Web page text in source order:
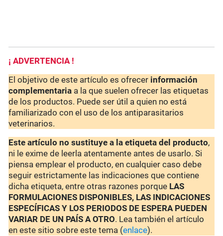
¡ ADVERTENCIA !
El objetivo de este artículo es ofrecer información
complementaria a la que suelen ofrecer las etiquetas
de los productos. Puede ser útil a quien no está
familiarizado con el uso de los antiparasitarios
veterinarios.
Este artículo no sustituye a la etiqueta del producto,
ni le exime de leerla atentamente antes de usarlo. Si
piensa emplear el producto, en cualquier caso debe
seguir estrictamente las indicaciones que contiene
dicha etiqueta, entre otras razones porque LAS
FORMULACIONES DISPONIBLES, LAS INDICACIONES
ESPECÍFICAS Y LOS PERIODOS DE ESPERA PUEDEN
VARIAR DE UN PAÍS A OTRO. Lea también el artículo
en este sitio sobre este tema (enlace).